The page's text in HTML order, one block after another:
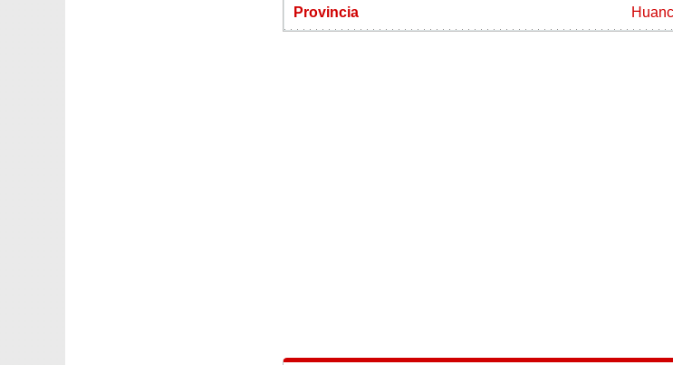
Provincia